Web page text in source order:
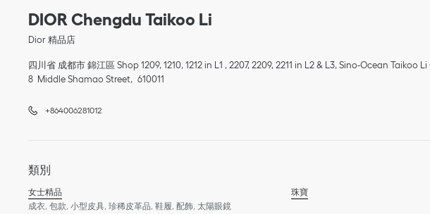
DIOR Chengdu Taikoo Li
Dior 精品店
四川省 成都市 錦江區 Shop 1209, 1210, 1212 in L1 , 2207, 2209, 2211 in L2 & L3, Sino-Ocean Taikoo
8 Middle Shamao Street
610011
Link Opens in New Tab
Link Opens in New Tab
電話
+864006281012
類別
女士精品
成衣, 包款, 小型皮具, 珍稀皮革品, 鞋履, 配飾, 太陽眼鏡
珠寶